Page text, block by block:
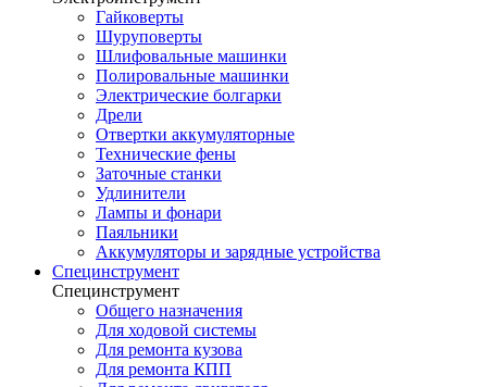
Гайковерты
Шуруповерты
Шлифовальные машинки
Полировальные машинки
Электрические болгарки
Дрели
Отвертки аккумуляторные
Технические фены
Заточные станки
Удлинители
Лампы и фонари
Паяльники
Аккумуляторы и зарядные устройства
Специнструмент
Специнструмент
Общего назначения
Для ходовой системы
Для ремонта кузова
Для ремонта КПП